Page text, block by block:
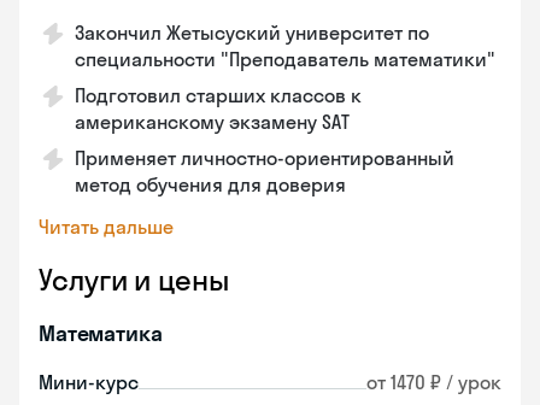
Закончил Жетысуский университет по
специальности "Преподаватель математики"
Подготовил старших классов к
американскому экзамену SAT
Применяет личностно-ориентированный
метод обучения для доверия
Читать дальше
Услуги и цены
Математика
Мини-курс от 1470 ₽ / урок